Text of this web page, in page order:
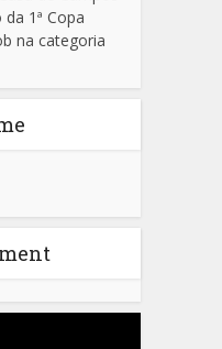
1ª Copa
na categoria